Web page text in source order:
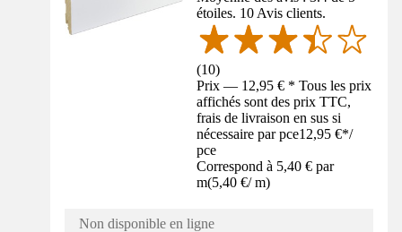
étoiles. 10 Avis clients.
(10)
Prix — 12,95 € * Tous les prix
affichés sont des prix TTC,
frais de livraison en sus si
nécessaire par pce12,95 €*/
pce
Correspond à 5,40 € par
m(5,40 €/ m)
Non disponible en ligne